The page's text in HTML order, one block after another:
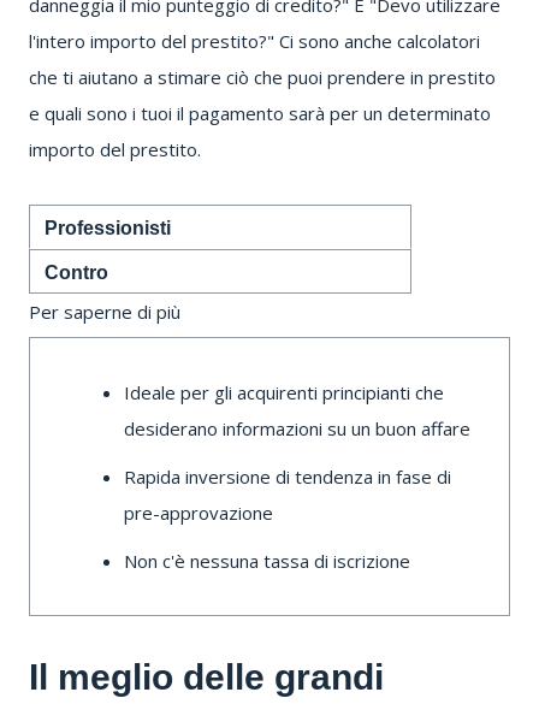
danneggia il mio punteggio di credito?" E "Devo utilizzare
l'intero importo del prestito?" Ci sono anche calcolatori
che ti aiutano a stimare ciò che puoi prendere in prestito
e quali sono i tuoi il pagamento sarà per un determinato
importo del prestito.
Professionisti
Contro
Per saperne di più
Ideale per gli acquirenti principianti che
desiderano informazioni su un buon affare
Rapida inversione di tendenza in fase di
pre-approvazione
Non c'è nessuna tassa di iscrizione
Il meglio delle grandi